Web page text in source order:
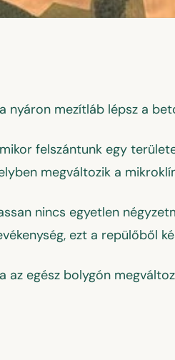
érthetően
nyáron mezítláb lépsz a
felszántunk egy
megváltozik a
nincs egyetlen
ezt a repülőből
az egész bolygón